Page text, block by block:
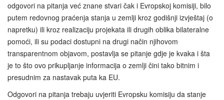
odgovori na pitanja već znane stvari čak i Evropskoj komisiji, bilo
putem redovnog praćenja stanja u zemlji kroz godišnji izvještaj (o
napretku) ili kroz realizaciju projekata ili drugih oblika bilateralne
pomoći, ili su podaci dostupni na drugi način njihovom
transparentnom objavom, postavlja se pitanje gdje je kvaka i šta
je to što ovo prikupljanje informacija o zemlji čini tako bitnim i
presudnim za nastavak puta ka EU.
Odgovori na pitanja trebaju uvjeriti Evropsku komisiju da stanje